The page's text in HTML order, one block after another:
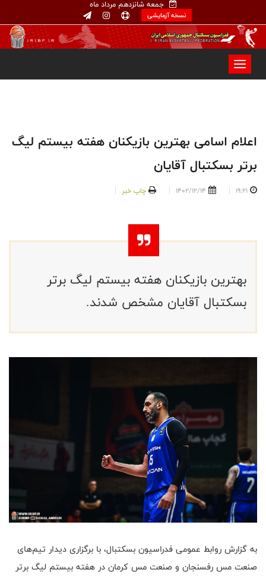
جمعه شانزدهم مرداد ماه
نسخه آزمایشی
اعلام اسامی بهترین بازیکنان هفته بیستم لیگ
برتر بسکتبال آقایان
19:21
1402/12/14 چاپ خبر
بهترین بازیکنان هفته بیستم لیگ برتر
بسکتبال آقایان مشخص شدند.
به گزارش روابط عمومی فدراسیون بسکتبال، با برگزاری دیدار تیم‌های
صنعت مس رفسنجان و صنعت مس کرمان در هفته بیستم لیگ برتر